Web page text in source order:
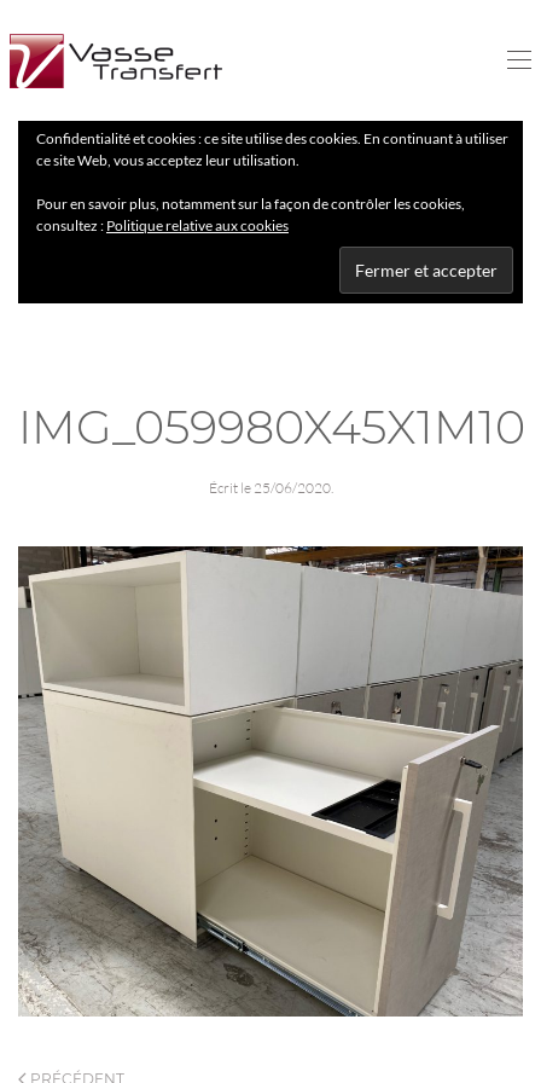
Confidentialité et cookies : ce site utilise des cookies. En continuant à utiliser
ce site Web, vous acceptez leur utilisation.
Pour en savoir plus, notamment sur la façon de contrôler les cookies,
consultez : Politique relative aux cookies
IMG_059980X45X1M10
Écrit le 25/06/2020.
PRÉCÉDENT